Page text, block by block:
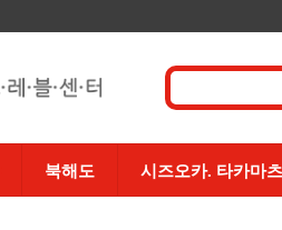
북해도 시즈오카. 타카마츠